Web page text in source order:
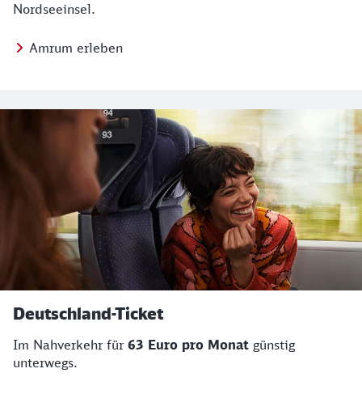
Nordseeinsel.
Amrum erleben
Deutschland-Ticket
Im Nahverkehr für 63 Euro pro Monat günstig
unterwegs.